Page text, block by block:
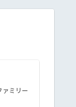
ァミリー